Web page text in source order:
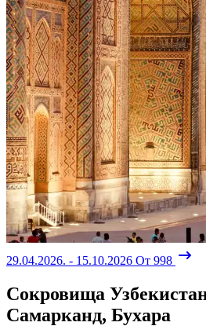
29.04.2026. - 15.10.2026 От 998
Сокровища
Самарканд, Бухара